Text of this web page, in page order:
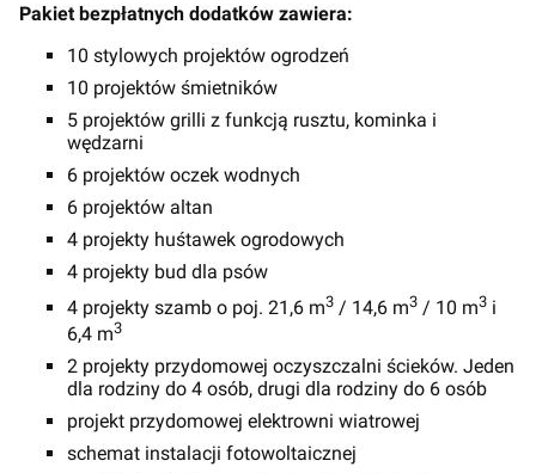
Pakiet bezpłatnych dodatków zawiera:
10 stylowych projektów ogrodzeń
10 projektów śmietników
5 projektów grilli z funkcją rusztu, kominka i
wędzarni
6 projektów oczek wodnych
6 projektów altan
4 projekty huśtawek ogrodowych
4 projekty bud dla psów
4 projekty szamb o poj. 21,6 m3 / 14,6 m3 / 10 m3 i
6,4 m3
2 projekty przydomowej oczyszczalni ścieków. Jeden
dla rodziny do 4 osób, drugi dla rodziny do 6 osób
projekt przydomowej elektrowni wiatrowej
schemat instalacji fotowoltaicznej